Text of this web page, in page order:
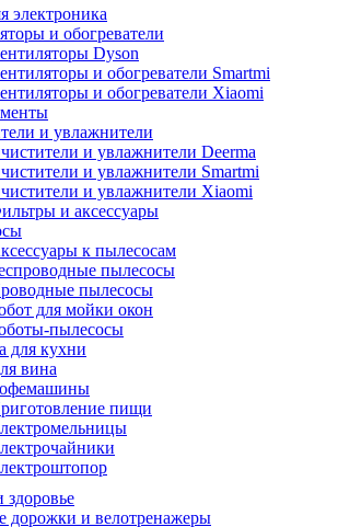
электроника
и обогреватели
Dyson
и обогреватели Smartmi
и обогреватели Xiaomi
и увлажнители
и увлажнители Deerma
и увлажнители Smartmi
и увлажнители Xiaomi
и аксессуары
к пылесосам
пылесосы
пылесосы
для мойки окон
пылесосы
для кухни
вина
пищи
здоровье
дорожки и велотренажеры